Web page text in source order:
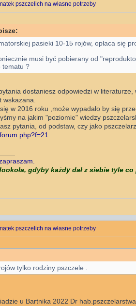
pszczelich na własne potrzeby
pasieki 10-15 rojów, opłaca się
musi być pobierany od
tematu ?
dostaniesz odpowiedzi w
wskazana.
w 2016 roku ,może wypadało by się
na jakim "poziomie" wiedzy
pytania, od podstaw, czy jako
gdyby każdy dał z siebie tyle co
pszczelich na własne potrzeby
tylko rodziny pszczele .
u Bartnika 2022 Dr